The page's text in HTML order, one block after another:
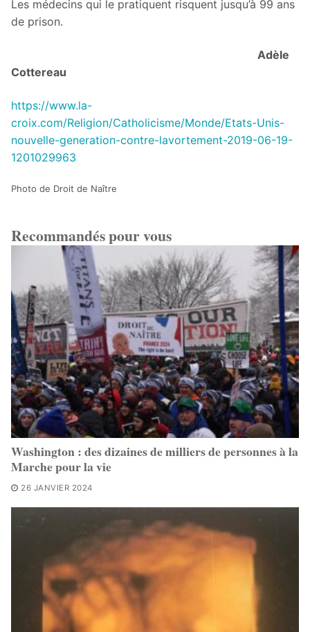
Les médecins qui le pratiquent risquent jusqu’à 99 ans
de prison.
Adèle
Cottereau
https://www.la-
croix.com/Religion/Catholicisme/Monde/Etats-Unis-
nouvelle-generation-contre-lavortement-2019-06-19-
1201029963
Photo de Droit de Naître
Recommandés pour vous
Washington : des dizaines de milliers de personnes à la
Marche pour la vie
26 JANVIER 2024